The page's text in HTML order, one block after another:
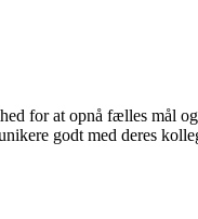
for at opnå fælles
godt med deres